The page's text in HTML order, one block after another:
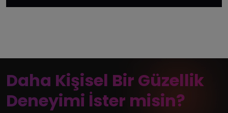
Daha Kişisel Bir Güzellik
Deneyimi İster misin?